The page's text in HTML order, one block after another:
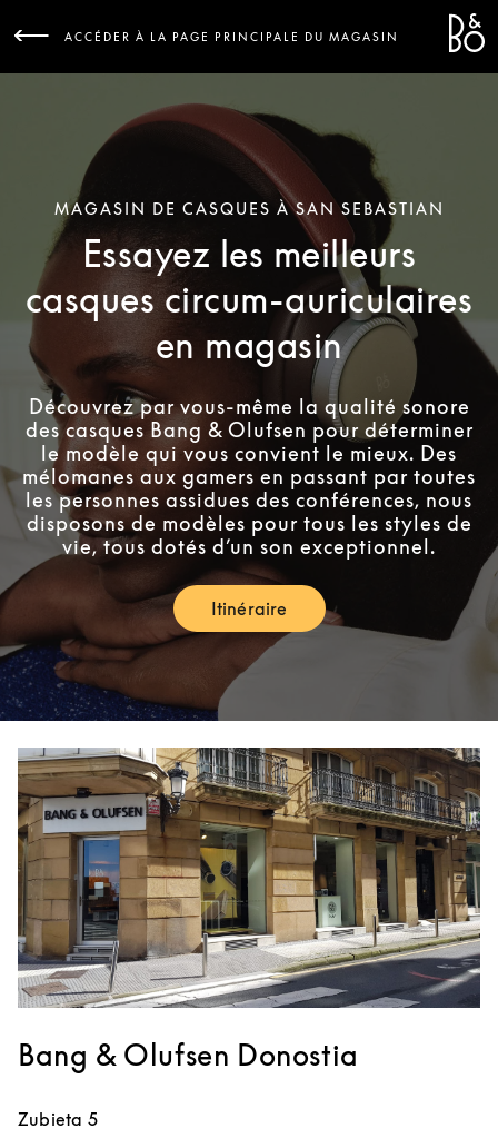
ACCÉDER À LA PAGE PRINCIPALE DU MAGASIN
MAGASIN DE CASQUES À SAN SEBASTIAN
Essayez les meilleurs
casques circum-auriculaires
en magasin
Découvrez par vous-même la qualité sonore
des casques Bang & Olufsen pour déterminer
le modèle qui vous convient le mieux. Des
mélomanes aux gamers en passant par toutes
les personnes assidues des conférences, nous
disposons de modèles pour tous les styles de
vie, tous dotés d’un son exceptionnel.
ItinéraireLink Opens in New Tab
Bang & Olufsen Donostia
Zubieta 5